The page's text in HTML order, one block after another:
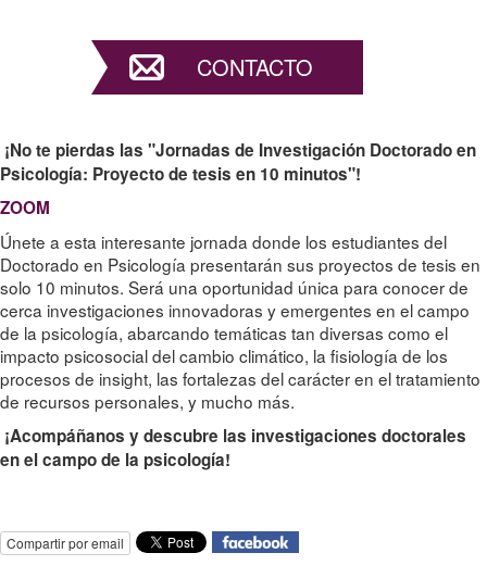
CONTACTO
¡No te pierdas las "Jornadas de Investigación Doctorado en
Psicología: Proyecto de tesis en 10 minutos"!
ZOOM
Únete a esta interesante jornada donde los estudiantes del
Doctorado en Psicología presentarán sus proyectos de tesis en
solo 10 minutos. Será una oportunidad única para conocer de
cerca investigaciones innovadoras y emergentes en el campo
de la psicología, abarcando temáticas tan diversas como el
impacto psicosocial del cambio climático, la fisiología de los
procesos de insight, las fortalezas del carácter en el tratamiento
de recursos personales, y mucho más.
¡Acompáñanos y descubre las investigaciones doctorales
en el campo de la psicología!
Compartir por email